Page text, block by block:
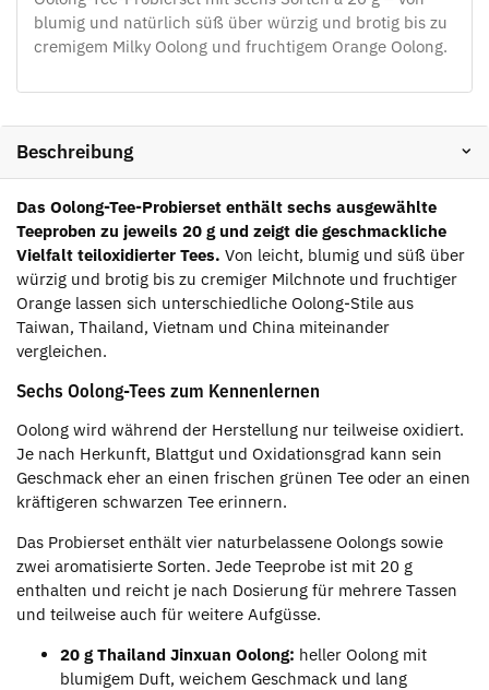
blumig und natürlich süß über würzig und brotig bis zu
cremigem Milky Oolong und fruchtigem Orange Oolong.
Beschreibung
Das Oolong-Tee-Probierset enthält sechs ausgewählte
Teeproben zu jeweils 20 g und zeigt die geschmackliche
Vielfalt teiloxidierter Tees. Von leicht, blumig und süß über
würzig und brotig bis zu cremiger Milchnote und fruchtiger
Orange lassen sich unterschiedliche Oolong-Stile aus
Taiwan, Thailand, Vietnam und China miteinander
vergleichen.
Sechs Oolong-Tees zum Kennenlernen
Oolong wird während der Herstellung nur teilweise oxidiert.
Je nach Herkunft, Blattgut und Oxidationsgrad kann sein
Geschmack eher an einen frischen grünen Tee oder an einen
kräftigeren schwarzen Tee erinnern.
Das Probierset enthält vier naturbelassene Oolongs sowie
zwei aromatisierte Sorten. Jede Teeprobe ist mit 20 g
enthalten und reicht je nach Dosierung für mehrere Tassen
und teilweise auch für weitere Aufgüsse.
20 g Thailand Jinxuan Oolong: heller Oolong mit
blumigem Duft, weichem Geschmack und lang